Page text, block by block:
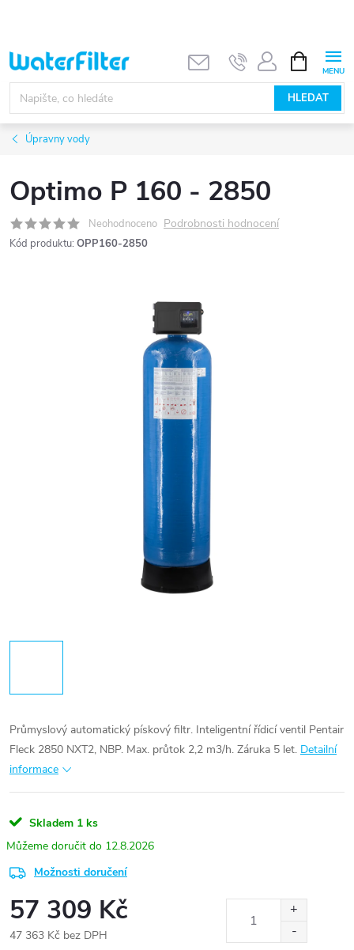
obsah
HLEDAT
NÁKUPNÍ
KOŠÍK
Úpravny vody
Optimo P 160 - 2850
Neohodnoceno Podrobnosti hodnocení
Kód produktu: OPP160-2850
Průmyslový automatický pískový filtr. Inteligentní řídicí ventil Pentair
Fleck 2850 NXT2, NBP. Max. průtok 2,2 m3/h. Záruka 5 let. Detailní
informace
Skladem 1 ks
12.8.2026
Možnosti doručení
57 309 Kč
47 363 Kč bez DPH